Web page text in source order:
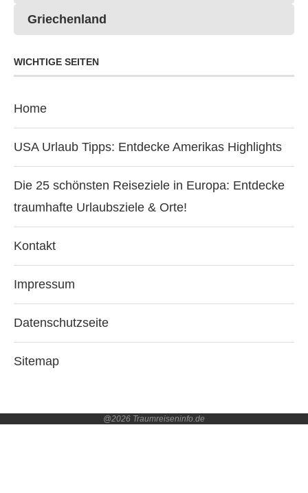
Griechenland
WICHTIGE SEITEN
Home
USA Urlaub Tipps: Entdecke Amerikas Highlights
Die 25 schönsten Reiseziele in Europa: Entdecke
traumhafte Urlaubsziele & Orte!
Kontakt
Impressum
Datenschutzseite
Sitemap
@2026 Traumreiseninfo.de